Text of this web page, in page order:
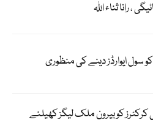
، رانا ثناء اللہ
سول ایوارڈز دینے کی منظوری
کو بیرون ملک لیگز کھیلنے